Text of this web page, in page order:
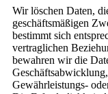
Wir löschen Daten,
geschäftsmäßigen
bestimmt sich
vertraglichen
bewahren wir die
Gewährleistungs-